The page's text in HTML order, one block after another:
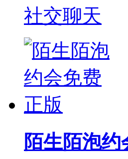
社交聊天
陌生陌泡